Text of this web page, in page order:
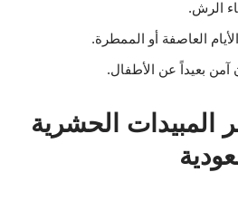
الرش.
العاصفة أو الممطرة.
بعيداً عن الأطفال.
المبيدات الحشرية